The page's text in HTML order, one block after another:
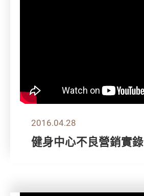
2016.04.28
健身中心不良營銷實錄